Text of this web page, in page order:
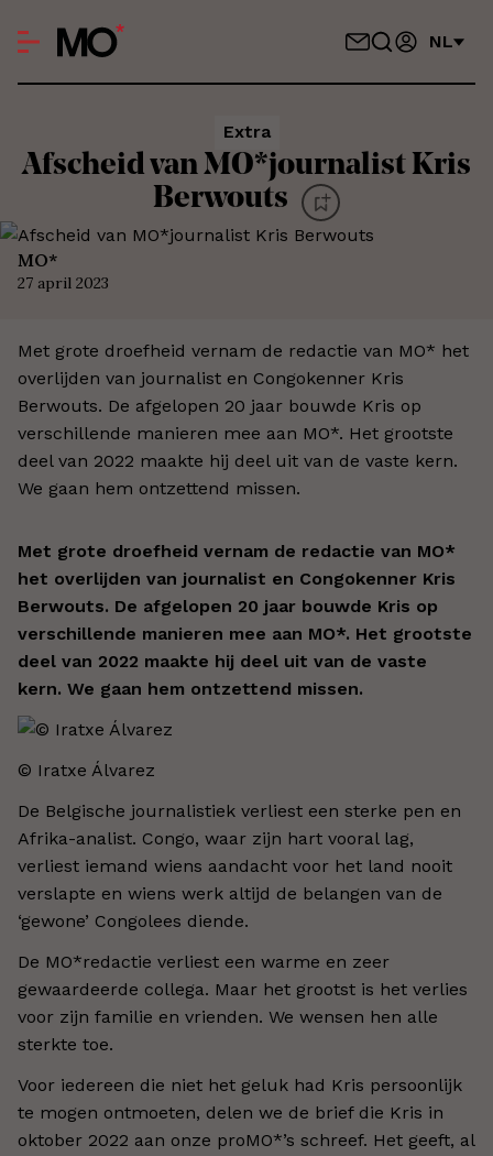
NL
Extra
Afscheid van MO*journalist Kris
Berwouts
MO*
27 april 2023
Met grote droefheid vernam de redactie van MO* het
overlijden van journalist en Congokenner Kris
Berwouts. De afgelopen 20 jaar bouwde Kris op
verschillende manieren mee aan MO*. Het grootste
deel van 2022 maakte hij deel uit van de vaste kern.
We gaan hem ontzettend missen.
Met grote droefheid vernam de redactie van MO*
het overlijden van journalist en Congokenner Kris
Berwouts. De afgelopen 20 jaar bouwde Kris op
verschillende manieren mee aan MO*. Het grootste
deel van 2022 maakte hij deel uit van de vaste
kern. We gaan hem ontzettend missen.
© Iratxe Álvarez
De Belgische journalistiek verliest een sterke pen en
Afrika-analist. Congo, waar zijn hart vooral lag,
verliest iemand wiens aandacht voor het land nooit
verslapte en wiens werk altijd de belangen van de
‘gewone’ Congolees diende.
De MO*redactie verliest een warme en zeer
gewaardeerde collega. Maar het grootst is het verlies
voor zijn familie en vrienden. We wensen hen alle
sterkte toe.
Voor iedereen die niet het geluk had Kris persoonlijk
te mogen ontmoeten, delen we de brief die Kris in
oktober 2022 aan onze proMO*’s schreef. Het geeft, al